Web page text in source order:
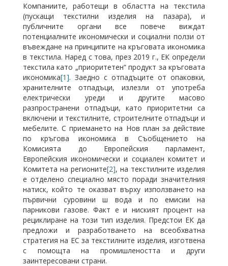
Компаниите, работещи в областта на текстила
(пускащи текстилни изделия на пазара), и
публичните органи все повече виждат
потенциалните икономически и социални ползи от
въвеждане на принципите на кръговата икономика
в текстила. Наред с това, през 2019 г., ЕК определи
текстила като „приоритетен“ продукт за кръговата
икономика[1]. Заедно с отпадъците от опаковки,
хранителните отпадъци, излезли от употреба
електрически уреди и другите масово
разпространени отпадъци, като приоритетни са
включени и текстилните, строителните отпадъци и
мебелите. С приемането на Нов план за действие
по кръгова икономика в Съобщението на
Комисията до Европейския парламент,
Европейския икономически и социален комитет и
Комитета на регионите[2], на текстилните изделия
е отделено специално място поради значителния
натиск, който те оказват върху използването на
първични суровини ш вода и по емисии на
парникови газове. Факт е и ниският процент на
рециклиране на този тип изделия. Предстои ЕК да
предложи и разработването на всеобхватна
стратегия на ЕС за текстилните изделия, изготвена
с помощта на промишлеността и други
заинтересовани страни.